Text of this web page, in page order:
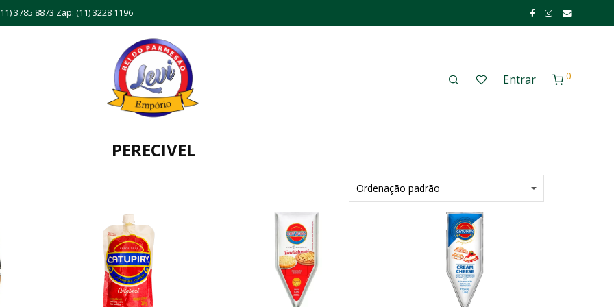
3785 8873 Zap: (11) 3228 1196
Entrar 0
PERECIVEL